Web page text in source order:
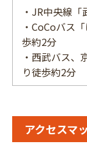
・JR中央線
・CoCoバス
歩約2分
・西武バス、
り徒歩約2分
アクセスマ